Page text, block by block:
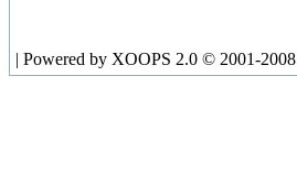
| Powered by XOOPS 2.0 © 2001-2008